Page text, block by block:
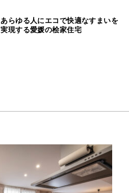
あらゆる人にエコで快適なすまいを
実現する愛媛の桧家住宅
HOME>高浜1510